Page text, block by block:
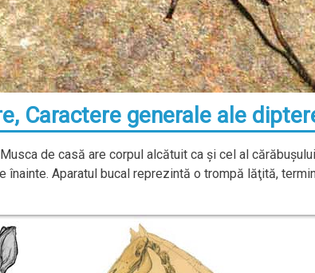
Caractere generale ale
de casă are corpul alcătuit ca şi cel al
înainte. Aparatul bucal reprezintă o trompă lăţită,